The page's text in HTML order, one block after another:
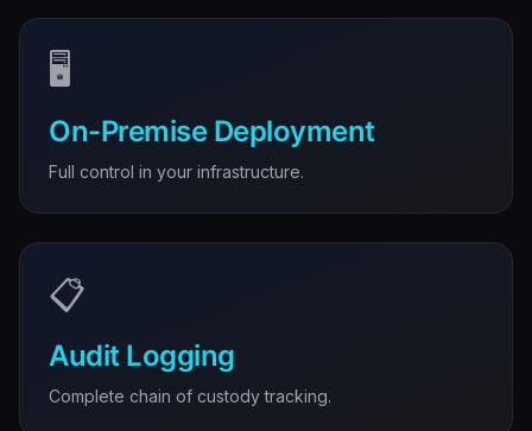
🖥️
On-Premise Deployment
Full control in your infrastructure.
📋
Audit Logging
Complete chain of custody tracking.